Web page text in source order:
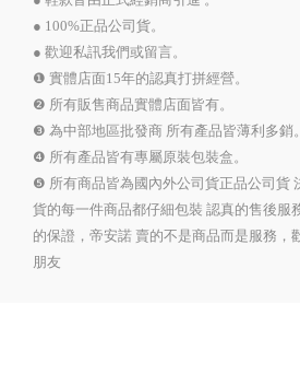
● 100%正品公司貨。
● 歡迎私訊我們或留言。
❶ 實體店面15年的認真打拼經營。
❷ 所有販售商品實體店面皆有。
❸ 為中部地區批發商 所有產品皆薄利多銷。
❹ 所有產品皆有專屬原裝包裝盒。
❺ 所有商品皆為國內外公司貨正品公司貨
貨的每一件商品都仔細包裝 認真的售後服
的保證，帝安諾 賣的不是商品而是服務，
朋友